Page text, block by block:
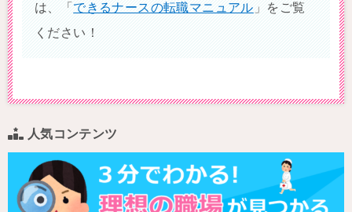
は、「できるナースの転職マニュアル 」をご覧
ください！
人気コンテンツ